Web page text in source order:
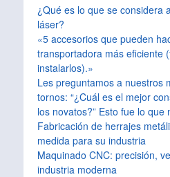
¿Qué es lo que se considera
láser?
«5 accesorios que pueden
transportadora más eficiente
instalarlos).»
Les preguntamos a nuestros
tornos: “¿Cuál es el mejor
los novatos?” Esto fue lo que
Fabricación de herrajes
medida para su industria
Maquinado CNC: precisión,
industria moderna